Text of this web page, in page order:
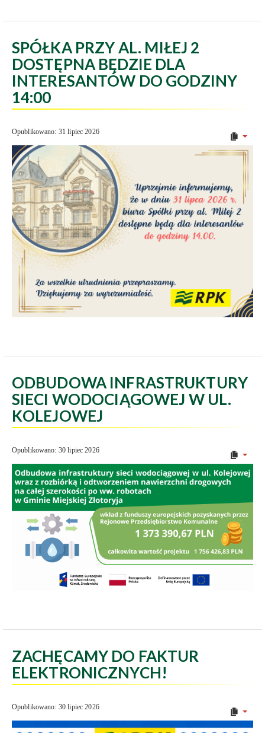
SPÓŁKA PRZY AL. MIŁEJ 2
DOSTĘPNA BĘDZIE DLA
INTERESANTÓW DO GODZINY
14:00
Opublikowano: 31 lipiec 2026
ODBUDOWA INFRASTRUKTURY
SIECI WODOCIĄGOWEJ W UL.
KOLEJOWEJ
Opublikowano: 30 lipiec 2026
ZACHĘCAMY DO FAKTUR
ELEKTRONICZNYCH!
Opublikowano: 30 lipiec 2026